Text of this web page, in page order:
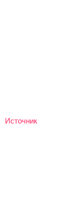
Источник